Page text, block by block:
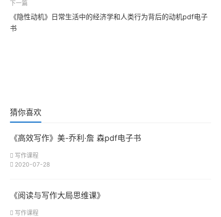
下一篇
《隐性动机》日常生活中的经济学和人类行为背后的动机pdf电子
书
猜你喜欢
《高效写作》美-乔利·詹 森pdf电子书
写作课程
2020-07-28
《阅读与写作大局思维课》
写作课程